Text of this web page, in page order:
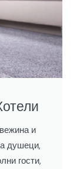
и
душеци,
гости,